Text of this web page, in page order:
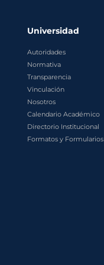
Universidad
Autoridades
Normativa
Transparencia
Vinculación
Nosotros
Calendario Académico
Directorio Institucional
Formatos y Formularios